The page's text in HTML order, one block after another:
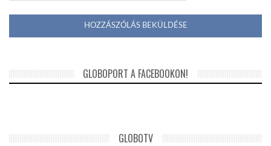
GLOBOPORT A FACEBOOKON!
GLOBOTV